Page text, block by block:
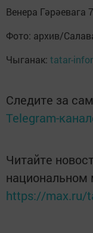
Венера Гәрәевага
Фото: архив/
Чыганак: tatar-
Следите за
Telegram-
Читайте
https://max.ru/